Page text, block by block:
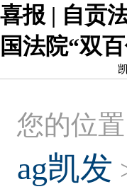
喜报 | 自贡
国法院“双
您的位置
ag凯发